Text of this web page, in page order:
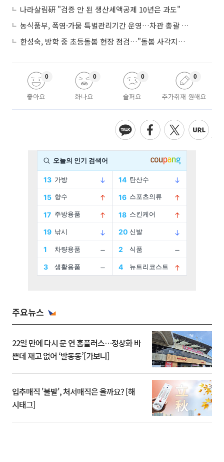
나라살림硏 "검증 안 된 생산세액공제 10년은 과도"
농식품부, 폭염·가뭄 특별관리기간 운영…차관 총괄 대응체계 격상
한성숙, 방학 중 초등돌봄 현장 점검…"돌봄 사각지대 없애야"
좋아요
0
화나요
0
슬퍼요
0
추가취재 원해요
0
주요뉴스
22일 만에 다시 문 연 홈플러스…정상화 바
쁜데 재고 없어 ‘발동동’[가보니]
입추매직 '불발', 처서매직은 올까요? [해
시태그]